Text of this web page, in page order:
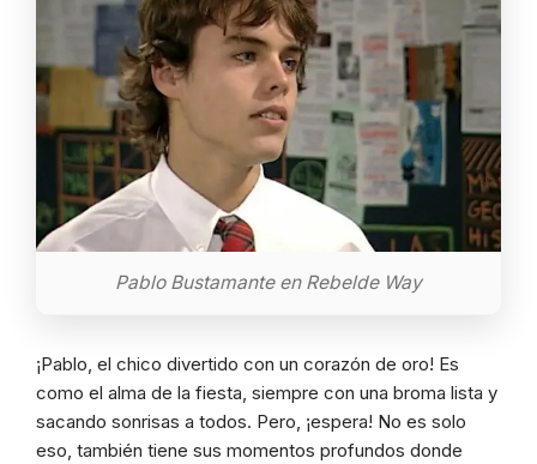
Pablo Bustamante en Rebelde Way
¡Pablo, el chico divertido con un corazón de oro! Es
como el alma de la fiesta, siempre con una broma lista y
sacando sonrisas a todos. Pero, ¡espera! No es solo
eso, también tiene sus momentos profundos donde